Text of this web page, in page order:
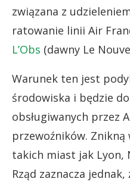
związana z
ratowanie linii Air
L’Obs (dawny Le
Warunek ten jest
środowiska i będzie
obsługiwanych przez
przewoźników. Znikną
takich miast jak Lyon,
Rząd zaznacza